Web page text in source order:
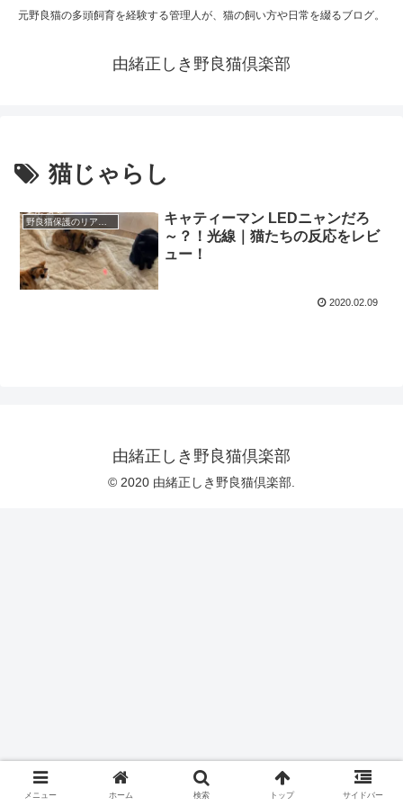
元野良猫の多頭飼育を経験する管理人が、猫の飼い方や日常を綴るブログ。
由緒正しき野良猫倶楽部
猫じゃらし
キャティーマン LEDニャンだろ
～？！光線｜猫たちの反応をレビ
ュー！
2020.02.09
由緒正しき野良猫倶楽部
© 2020 由緒正しき野良猫倶楽部.
メニュー ホーム 検索 トップ サイドバー